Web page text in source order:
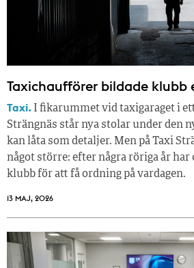
Taxichaufförer bildade klubb
Taxi. I fikarummet vid taxigaraget i
Strängnäs står nya stolar under den
kan låta som detaljer. Men på Taxi
något större: efter några röriga år
klubb för att få ordning på vardagen.
13 MAJ, 2026